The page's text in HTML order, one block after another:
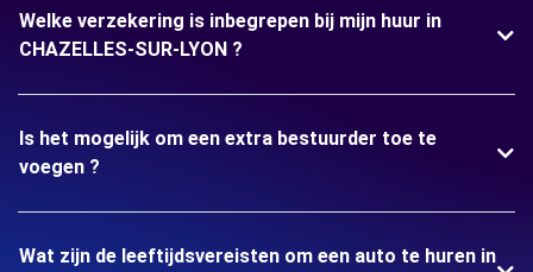
Welke verzekering is inbegrepen bij mijn huur in
CHAZELLES-SUR-LYON ?
Is het mogelijk om een extra bestuurder toe te
voegen ?
Wat zijn de leeftijdsvereisten om een auto te huren in